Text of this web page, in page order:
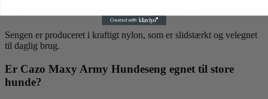
Sengen er produceret i kraftigt nylon, som er slidstærkt og velegnet
til daglig brug.
Er Cazo Maxy Army Hundeseng egnet til store
hunde?